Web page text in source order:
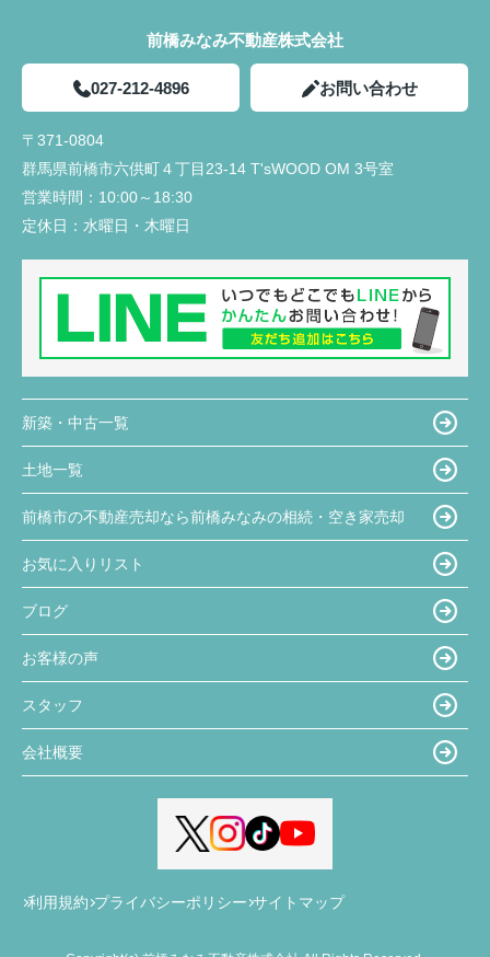
前橋みなみ不動産株式会社
027-212-4896 お問い合わせ
〒371-0804
群馬県前橋市六供町４丁目23‐14 T'sWOOD OM 3号室
営業時間： 10:00～18:30
定休日： 水曜日・木曜日
新築・中古一覧
土地一覧
前橋市の不動産売却なら前橋みなみの相続・空き家売却
お気に入りリスト
ブログ
お客様の声
スタッフ
会社概要
利用規約 プライバシーポリシー サイトマップ